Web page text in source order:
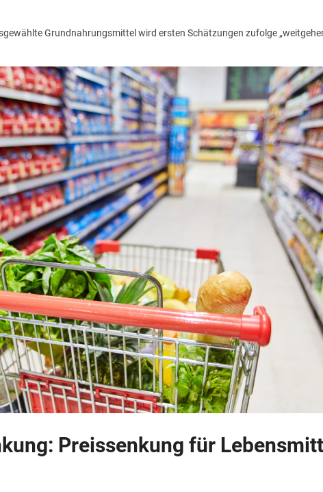
Grundnahrungsmittel wird ersten Schätzungen zufolge
Preissenkung für